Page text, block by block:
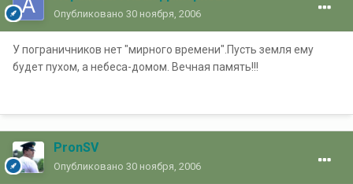
Опубликовано 30 ноября, 2006
У пограничников нет "мирного времени".Пусть земля ему
будет пухом, а небеса-домом. Вечная память!!!
PronSV
Опубликовано 30 ноября, 2006